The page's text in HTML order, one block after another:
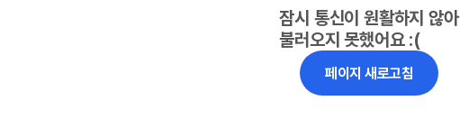
잠시 통신이 원활하지 않아
불러오지 못했어요 :(
페이지 새로고침